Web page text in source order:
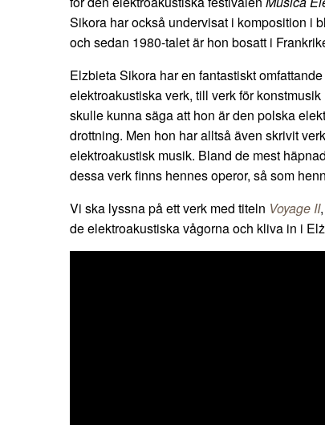
Sikora har också undervisat i komposition i
och sedan 1980-talet är hon bosatt i
Elzbieta Sikora har en fantastiskt
elektroakustiska verk, till verk för
skulle kunna säga att hon är den polska
drottning. Men hon har alltså även skrivit
elektroakustisk musik. Bland de mest
dessa verk finns hennes operor, så som
Vi ska lyssna på ett verk med titeln Voyage II
de elektroakustiska vågorna och kliva in i